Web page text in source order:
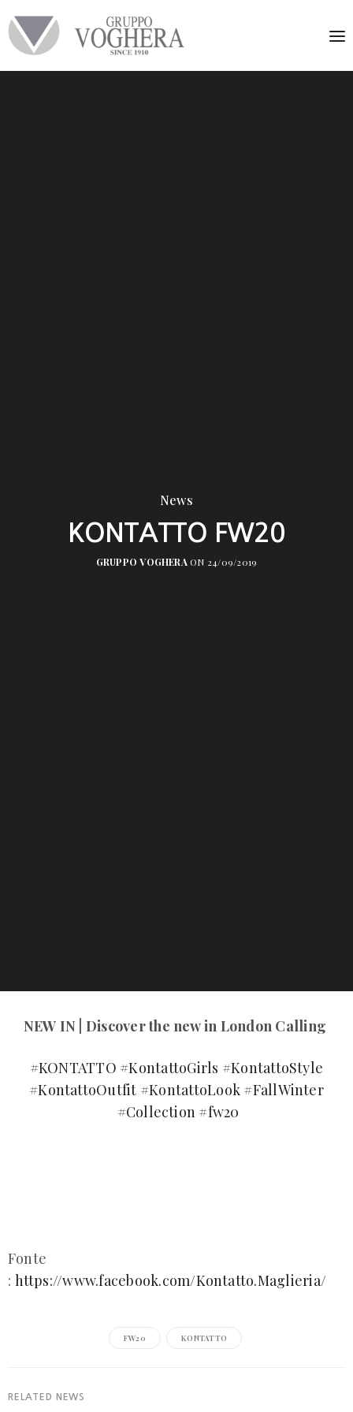
News
KONTATTO FW20
GRUPPO VOGHERAON 24/09/2019
NEW IN | Discover the new in London Calling
#KONTATTO #KontattoGirls #KontattoStyle
#KontattoOutfit #KontattoLook #FallWinter
#Collection #fw20
Fonte
: https://www.facebook.com/Kontatto.Maglieria/
FW20 KONTATTO
RELATED NEWS